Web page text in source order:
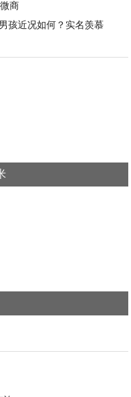
商
孩近况如何？实名羡慕